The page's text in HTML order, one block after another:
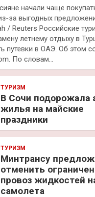
начали чаще
за выгодных
/ Reuters Российские
летнему отдыху в
путевки в ОАЭ. Об этом
По словам…
ТУРИЗМ
В Сочи подорожала
жилья на майские
праздники
ТУРИЗМ
Минтрансу
отменить
провоз жидкостей
самолета